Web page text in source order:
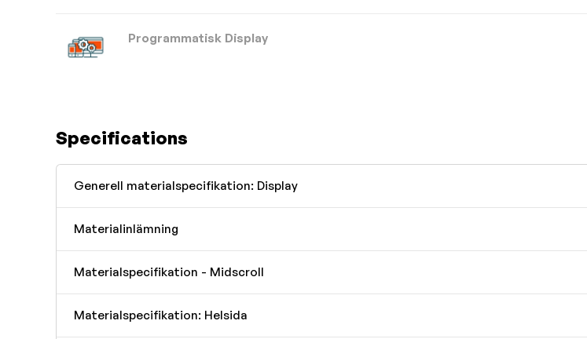
Programmatisk Display
Specifications
Generell materialspecifikation: Display
Materialinlämning
Materialspecifikation - Midscroll
Materialspecifikation: Helsida